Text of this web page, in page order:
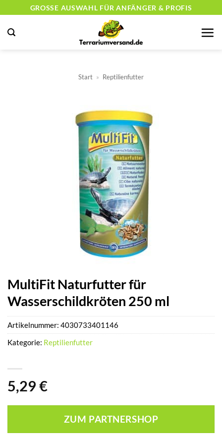
springen
GROSSE AUSWAHL FÜR ANFÄNGER & PROFIS
Start » Reptilienfutter
MultiFit Naturfutter für
Wasserschildkröten 250 ml
5,29 €
ZUM PARTNERSHOP
Artikelnummer: 4030733401146
Kategorie: Reptilienfutter